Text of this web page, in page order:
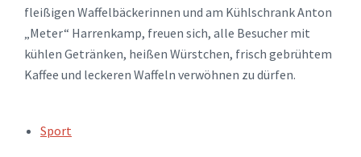
fleißigen Waffelbäckerinnen und am Kühlschrank Anton
„Meter“ Harrenkamp, freuen sich, alle Besucher mit
kühlen Getränken, heißen Würstchen, frisch gebrühtem
Kaffee und leckeren Waffeln verwöhnen zu dürfen.
TAGS:Sport